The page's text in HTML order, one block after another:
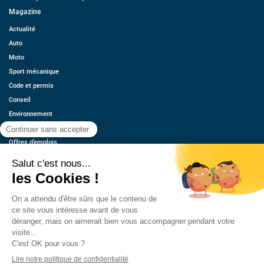
Magazine
Actualité
Auto
Moto
Sport mécanique
Code et permis
Conseil
Environnement
Économie
Offres d’emplois
Contact
Estimez votre voiture
Mentions légales
CGU